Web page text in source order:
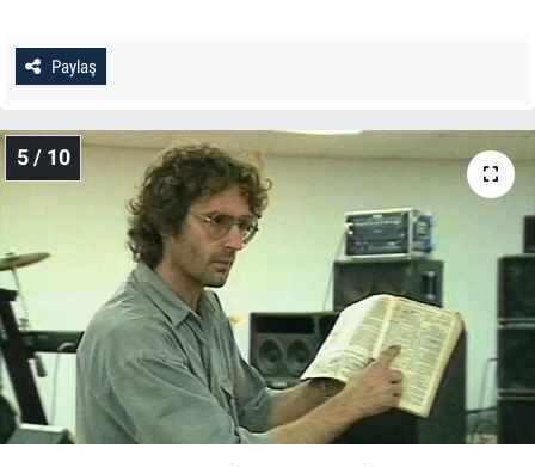
Paylaş
5 / 10